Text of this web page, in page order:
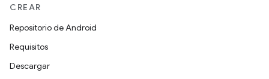
CREAR
Repositorio de Android
Requisitos
Descargar